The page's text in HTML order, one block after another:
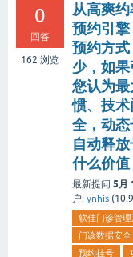
0
回答
162 浏览
从高爽
预约引
预约方
少，如果
您认为
惯、技
全，动
自动释
什么价值
最新提问 5月
户: ynhis (
软佳门诊管理
门诊数据安全
预约挂号